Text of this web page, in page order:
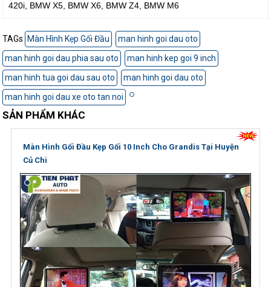
420i, BMW X5, BMW X6, BMW Z4, BMW M6
TAGs Màn Hình Kẹp Gối Đầu
man hinh goi dau oto
man hinh goi dau phia sau oto
man hinh kep goi 9 inch
man hinh tua goi dau sau oto
man hinh goi dau oto
man hinh goi dau xe oto tan noi
SẢN PHẨM KHÁC
Màn Hình Gối Đầu Kẹp Gối 10 Inch Cho Grandis Tại Huyện
Củ Chi